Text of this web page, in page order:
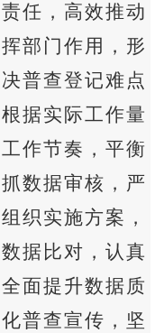
任，高效推动
部门作用，形
普查登记难点
据实际工作量
作节奏，平衡
数据审核，严
织实施方案，
据比对，认真
面提升数据质
普查宣传，坚